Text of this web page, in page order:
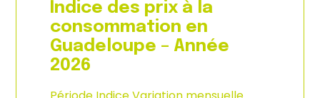
Indice des prix à la
consommation en
Guadeloupe – Année
2026